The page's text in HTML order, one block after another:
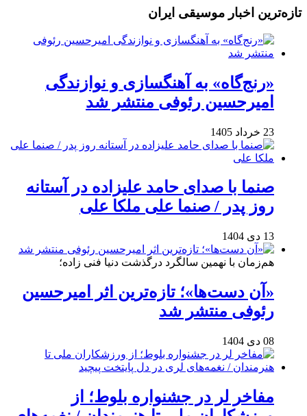
تازه‌ترین اخبار موسیقی ایران
«رنج‌گاه» به آهنگسازی و نوازندگی
امیرحسین رئوفی منتشر شد
23 خرداد 1405
صنما با صدای حامد علیزاده در آستانه
روز پدر / صنما علی ملکا علی
13 دی 1404
هم‌زمان با نهمین سالگرد درگذشت دنیا فنی زاده؛
«آن دست‌ها»؛ تازه‌ترین اثر امیرحسین
رئوفی منتشر شد
08 دی 1404
مفاخر لر در جشنواره بلوط؛ از